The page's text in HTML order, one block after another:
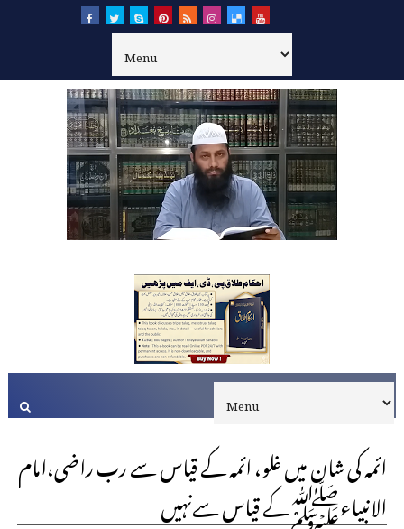
ائمہ کی شان میں غلو، ائمہ کے قیاس سے رب راضی،امام
الانبیاءﷺکے قیاس سےنہیں